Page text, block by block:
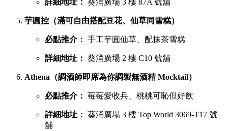
詳細地址： 葵涌廣場 3 樓 87A 號舖
芋圓控（滿可自由搭配豆花、仙草同雪糕）
必點推介： 手工芋圓仙草、配抹茶雪糕
詳細地址： 葵涌廣場 2 樓 C10 號舖
Athena（調酒師即席為你調製無酒精 Mocktail）
必點推介： 莓莓愛收兵、桃桃可恥但好飲
詳細地址： 葵涌廣場 3 樓 Top World 3069-T17 號
舖